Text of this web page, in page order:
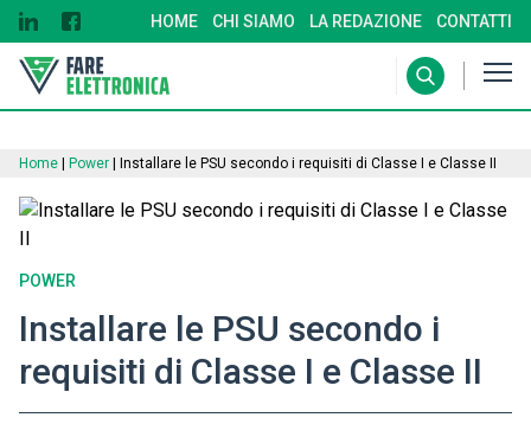
HOME CHI SIAMO LA REDAZIONE CONTATTI
Home Power Installare le PSU secondo i requisiti di Classe I e Classe II
POWER
Installare le PSU secondo i
requisiti di Classe I e Classe II